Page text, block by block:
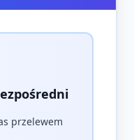
przelewem